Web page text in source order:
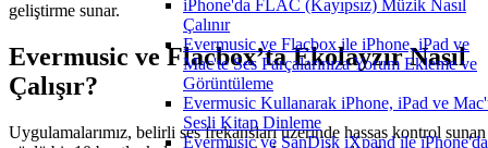
iPhone'da FLAC (Kayıpsız) Müzik Nasıl
Çalınır
Evermusic ve Flacbox ile iPhone, iPad ve
Mac'te Ses Parçalarınıza Yorum Ekleme ve
Görüntüleme
Evermusic Kullanarak iPhone, iPad ve
Sesli Kitap Dinleme
Evermusic ve SanDisk iXpand ile iPhone'da
geliştirme sunar.
Evermusic ve Flacbox’ta Ekolayzır Nasıl
Çalışır?
Uygulamalarımız, belirli ses frekansları üzerinde hassas kontrol sunan